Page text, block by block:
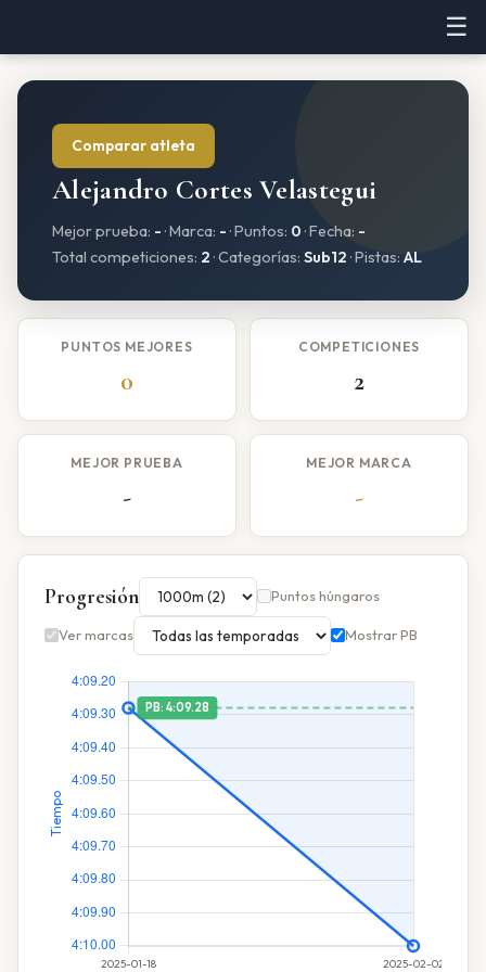
☰
Comparar atleta
Alejandro Cortes Velastegui
Mejor prueba: - · Marca: - · Puntos: 0 · Fecha: -
Total competiciones: 2 · Categorías: Sub12 · Pistas: AL
PUNTOS MEJORES
0
COMPETICIONES
2
MEJOR PRUEBA
-
MEJOR MARCA
-
Progresión Puntos húngaros
Ver marcas Mostrar PB